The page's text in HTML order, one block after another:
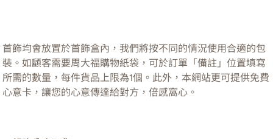
首飾均會放置於首飾盒內，我們將按不同的情況使用合適的包
裝。如顧客需要周大福購物紙袋，可於訂單「備註」位置填寫
所需的數量，每件貨品上限為1個。此外，本網站更可提供免費
心意卡，讓您的心意傳達給對方，倍感窩心。